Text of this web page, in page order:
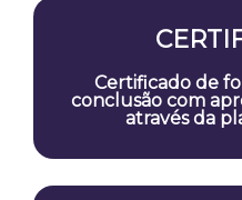
Certificado de
conclusão com
através da